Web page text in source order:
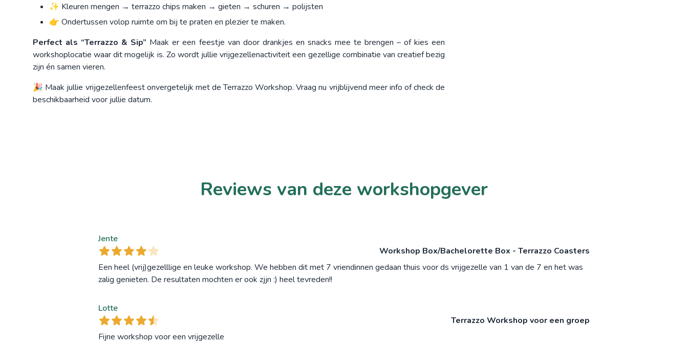
✨ Kleuren mengen → terrazzo chips maken → gieten → schuren → polijsten
👉 Ondertussen volop ruimte om bij te praten en plezier te maken.
Perfect als “Terrazzo & Sip” Maak er een feestje van door drankjes en snacks mee te brengen – of kies een
workshoplocatie waar dit mogelijk is. Zo wordt jullie vrijgezellenactiviteit een gezellige combinatie van creatief bezig
zijn én samen vieren.
🎉 Maak jullie vrijgezellenfeest onvergetelijk met de Terrazzo Workshop. Vraag nu vrijblijvend meer info of check de
beschikbaarheid voor jullie datum.
Reviews van deze workshopgever
Jente
Workshop Box/Bachelorette Box - Terrazzo Coasters
Een heel (vrij)gezelllige en leuke workshop. We hebben dit met 7 vriendinnen gedaan thuis voor ds vrijgezelle van 1 van de 7 en het was
zalig genieten. De resultaten mochten er ook zjjn :) heel tevreden!!
Lotte
Terrazzo Workshop voor een groep
Fijne workshop voor een vrijgezelle